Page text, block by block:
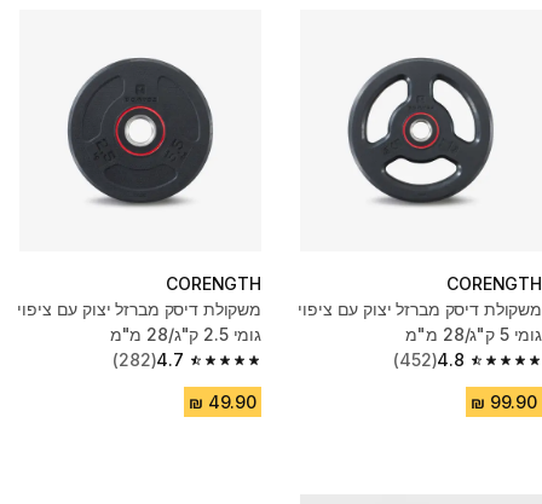
CORENGTH
משקולת דיסק מברזל יצוק עם ציפוי
גומי 5 ק"ג/28 מ"מ
4.8
4.8 out of 5 stars from 452 reviews
(452)
CORENGTH
משקולת דיסק מברזל יצוק עם ציפוי
גומי 2.5 ק"ג/28 מ"מ
4.7
4.7 out of 5 stars from 282 reviews
(282)